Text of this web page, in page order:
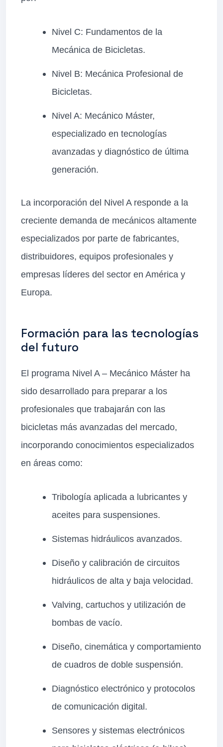
Nivel C: Fundamentos de la
Mecánica de Bicicletas.
Nivel B: Mecánica Profesional de
Bicicletas.
Nivel A: Mecánico Máster,
especializado en tecnologías
avanzadas y diagnóstico de última
generación.
La incorporación del Nivel A responde a la
creciente demanda de mecánicos altamente
especializados por parte de fabricantes,
distribuidores, equipos profesionales y
empresas líderes del sector en América y
Europa.
Formación para las tecnologías
del futuro
El programa Nivel A – Mecánico Máster ha
sido desarrollado para preparar a los
profesionales que trabajarán con las
bicicletas más avanzadas del mercado,
incorporando conocimientos especializados
en áreas como:
Tribología aplicada a lubricantes y
aceites para suspensiones.
Sistemas hidráulicos avanzados.
Diseño y calibración de circuitos
hidráulicos de alta y baja velocidad.
Valving, cartuchos y utilización de
bombas de vacío.
Diseño, cinemática y comportamiento
de cuadros de doble suspensión.
Diagnóstico electrónico y protocolos
de comunicación digital.
Sensores y sistemas electrónicos